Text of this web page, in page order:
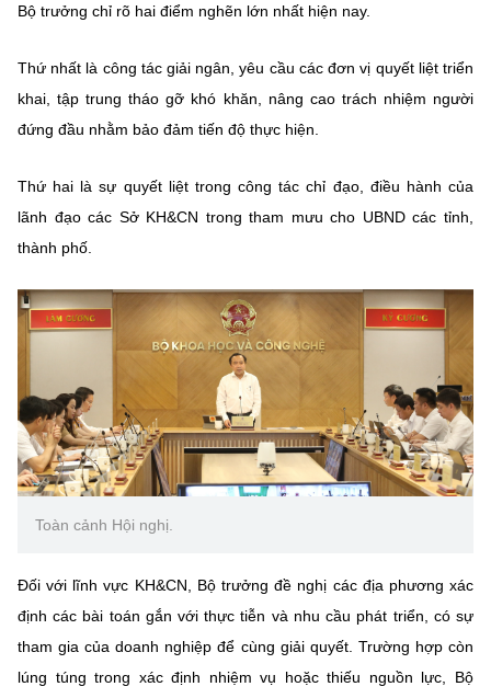
Nhiệm vụ trọng tâm
Chọn ngôn ngữ
Vietnamese English
BỘ KHOA HỌC VÀ CÔNG NGHỆ
MINISTRY OF SCIENCE AND TECHNOLOGY
Điều khoản sử dụng Theo dõi MST:
Cơ quan chủ quản: Bộ Khoa học và Công nghệ (MST)
Chịu trách nhiệm nội dung: Nguyễn Thị Hải Hằng
Giám đốc Trung tâm Truyền thông Khoa học và Công nghệ.
Địa chỉ: Ban Biên tập Cổng TTĐT - 18 Nguyễn Du, TP. Hà Nội
Email:
©2026 Bản quyền thuộc Bộ Khoa Học và Công Nghệ
(Ghi rõ nguồn "https://mst.gov.vn" khi phát hành lại thông tin từ
website này)
Bộ trưởng chỉ rõ hai điểm nghẽn lớn nhất hiện nay.
Thứ nhất là công tác giải ngân, yêu cầu các đơn vị quyết liệt triển
khai, tập trung tháo gỡ khó khăn, nâng cao trách nhiệm người
đứng đầu nhằm bảo đảm tiến độ thực hiện.
Thứ hai là sự quyết liệt trong công tác chỉ đạo, điều hành của
lãnh đạo các Sở KH&CN trong tham mưu cho UBND các tỉnh,
thành phố.
Toàn cảnh Hội nghị.
Đối với lĩnh vực KH&CN, Bộ trưởng đề nghị các địa phương xác
định các bài toán gắn với thực tiễn và nhu cầu phát triển, có sự
tham gia của doanh nghiệp để cùng giải quyết. Trường hợp còn
lúng túng trong xác định nhiệm vụ hoặc thiếu nguồn lực, Bộ